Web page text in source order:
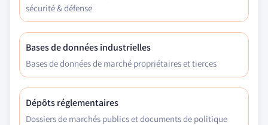
sécurité & défense
Bases de données industrielles
Bases de données de marché propriétaires et tierces
Dépôts réglementaires
Dossiers de marchés publics et documents de politique